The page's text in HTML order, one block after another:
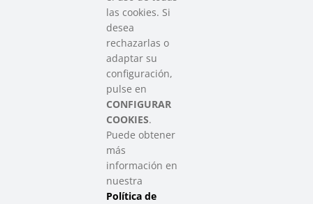
info@sareensarea.eu
Iparraguirre, 9 lonja – 48009 Bilbao
946 569 230
Colabora
SAREEN SAREA Euskadiko Hirugarren Sektore Soziala – Tercer
las cookies. Si
desea
rechazarlas o
adaptar su
configuración,
pulse en
CONFIGURAR
COOKIES.
Puede obtener
más
información en
nuestra
Política de